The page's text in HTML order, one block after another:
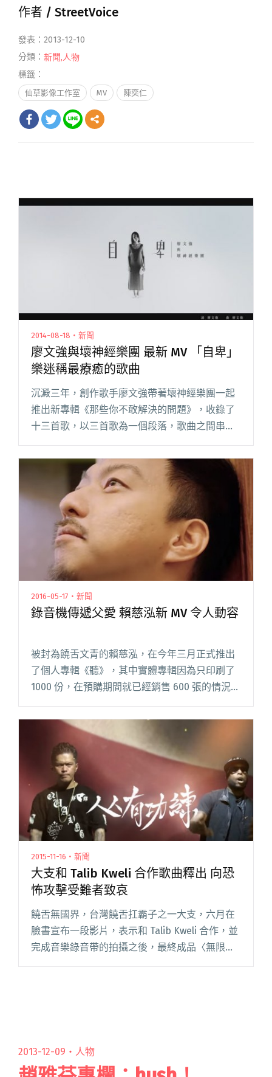
作者 / StreetVoice
發表：2013-12-10
分類： 新聞,人物
標籤：
仙草影像工作室 MV 陳奕仁
2014-08-18・新聞
廖文強與壞神經樂團 最新 MV 「自卑」
樂迷稱最療癒的歌曲
沉澱三年，創作歌手廖文強帶著壞神經樂團一起
推出新專輯《那些你不敢解決的問題》，收錄了
十三首歌，以三首歌為一個段落，歌曲之間串連
出一個完整的故事。
2016-05-17・新聞
錄音機傳遞父愛 賴慈泓新 MV 令人動容
被封為饒舌文青的賴慈泓，在今年三月正式推出
了個人專輯《聽》，其中實體專輯因為只印刷了
1000 份，在預購期間就已經銷售 600 張的情況
下，引發一股搶購熱潮。專輯發行之後，新歌 MV
也接連推出，同名歌曲〈聽〉前往泰國拍攝；賴
慈泓和 Lu閱讀全文 "錄音機傳遞父愛 賴慈泓新
MV 令人動容"
2015-11-16・新聞
大支和 Talib Kweli 合作歌曲釋出 向恐
怖攻擊受難者致哀
饒舌無國界，台灣饒舌扛霸子之一大支，六月在
臉書宣布一段影片，表示和 Talib Kweli 合作，並
完成音樂錄音帶的拍攝之後，最終成品〈無限輪
迴〉終於在昨天釋出！由於新作發表前夕，法國
2013-12-09・ 人物